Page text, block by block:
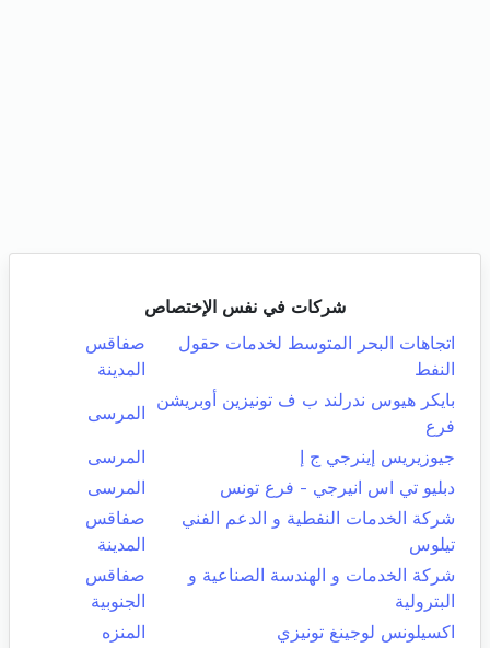
شركات في نفس الإختصاص
اتجاهات البحر المتوسط لخدمات حقول
النفط
صفاقس
المدينة
بايكر هيوس ندرلند ب ف تونيزين أوبريشن
فرع
المرسى
جيوزيريس إينرجي ج إ
المرسى
دبليو تي اس انيرجي - فرع تونس
المرسى
شركة الخدمات النفطية و الدعم الفني
تيلوس
صفاقس
المدينة
شركة الخدمات و الهندسة الصناعية و
البترولية
صفاقس
الجنوبية
اكسيلونس لوجينغ تونيزي
المنزه